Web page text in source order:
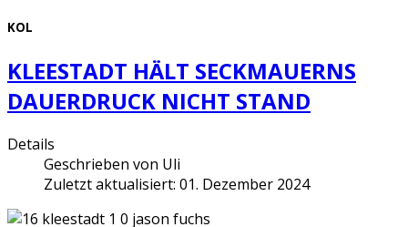
KOL
KLEESTADT HÄLT SECKMAUERNS
DAUERDRUCK NICHT STAND
Details
Geschrieben von Uli
Zuletzt aktualisiert: 01. Dezember 2024